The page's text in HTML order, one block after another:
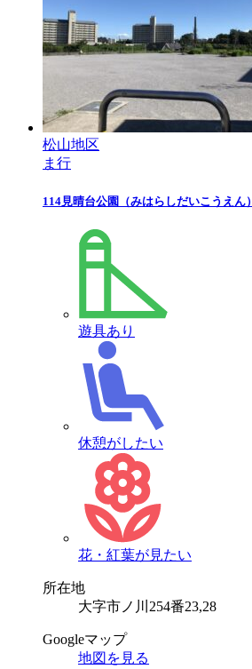
松山地区
ま行
114見晴台公園 （みはらしだいこうえん）
遊具あり
休憩がしたい
花・紅葉が見たい
所在地
大字市ノ川254番23,28
Googleマップ
地図を見る